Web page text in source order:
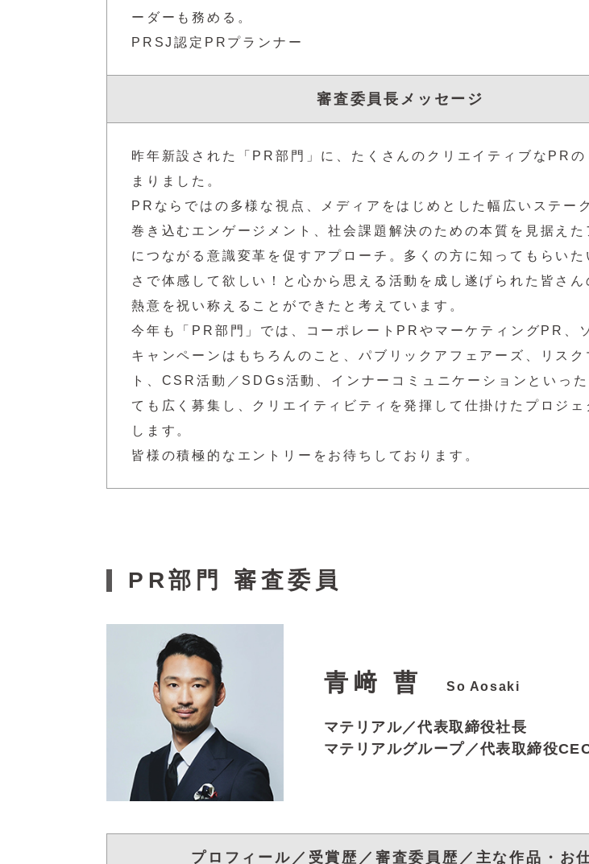
ーダーも務める。
PRSJ認定PRプランナー
審査委員長メッセージ
昨年新設された「PR部門」に、たくさんのクリエイティブなPRの
まりました。
PRならではの多様な視点、メディアをはじめとした幅広いステー
巻き込むエンゲージメント、社会課題解決のための本質を見据えた
につながる意識変革を促すアプローチ。多くの方に知ってもらいた
さで体感して欲しい！と心から思える活動を成し遂げられた皆さん
熱意を祝い称えることができたと考えています。
今年も「PR部門」では、コーポレートPRやマーケティングPR、
キャンペーンはもちろんのこと、パブリックアフェアーズ、リスク
ト、CSR活動／SDGs活動、インナーコミュニケーションといっ
ても広く募集し、クリエイティビティを発揮して仕掛けたプロジェ
します。
皆様の積極的なエントリーをお待ちしております。
PR部門 審査委員
青﨑 曹 So Aosaki
マテリアル／代表取締役社長
マテリアルグループ／代表取締役
プロフィール／受賞歴／審査委員歴／主な作品・お